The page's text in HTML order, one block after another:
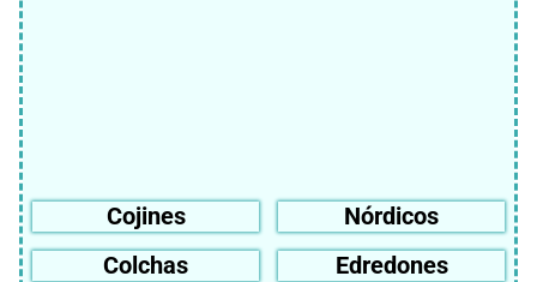
Cojines
Nórdicos
Colchas
Edredones